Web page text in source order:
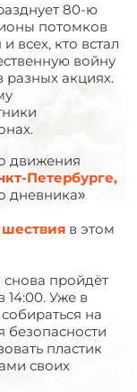
80-ю
потомков
всех, кто встал
войну
разных акциях.
движения
Петербурге,
дневника»
шествия в этом
пройдёт
14:00. Уже в
на
безопасности
пластик
своих